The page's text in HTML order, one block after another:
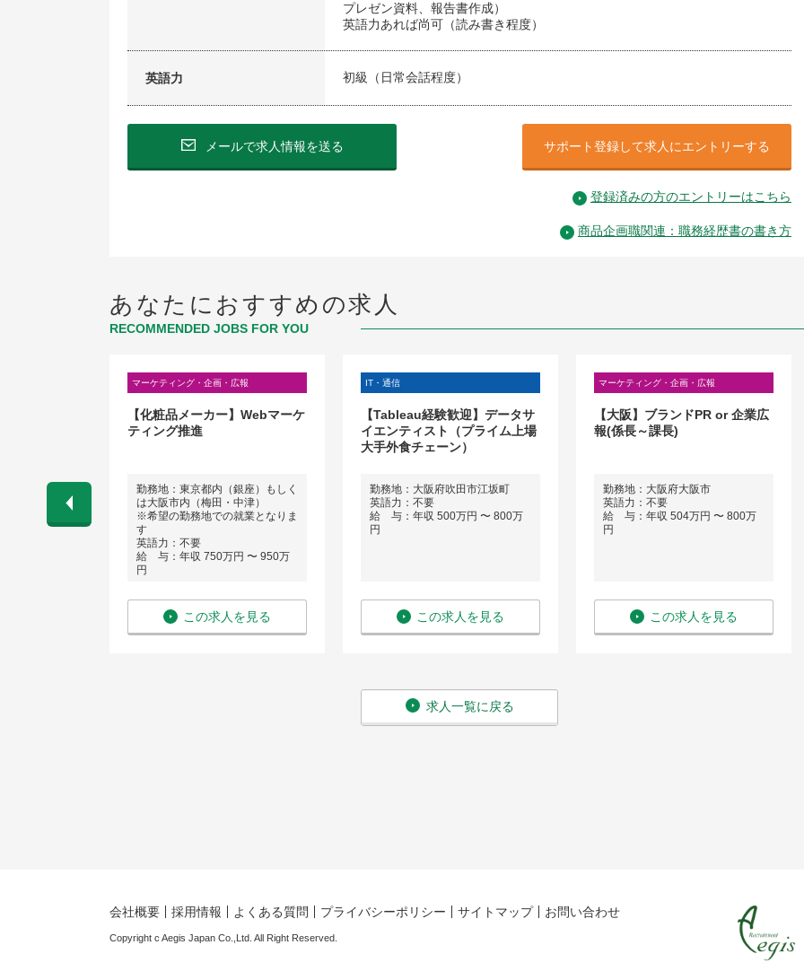
プレゼン資料、報告書作成）
英語力あれば尚可（読み書き程度）
英語力 初級（日常会話程度）
メールで求人情報を送る サポート登録して求人にエントリーする
登録済みの方のエントリーはこちら
商品企画職関連：職務経歴書の書き方
あなたにおすすめの求人
RECOMMENDED JOBS FOR YOU
マーケティング・企画・広報
【化粧品メーカー】Webマーケ
ティング推進
勤務地：東京都内（銀座）もしく
は大阪市内（梅田・中津）
※希望の勤務地での就業となりま
す
英語力：不要
給 与：年収 750万円 〜 950万
円
この求人を見る
IT・通信
【Tableau経験歓迎】データサ
イエンティスト（プライム上場
大手外食チェーン）
勤務地：大阪府吹田市江坂町
英語力：不要
給 与：年収 500万円 〜 800万
円
この求人を見る
マーケティング・企画・広報
【大阪】ブランドPR or 企業広
報(係長～課長)
勤務地：大阪府大阪市
英語力：不要
給 与：年収 504万円 〜 800万
円
この求人を見る
求人一覧に戻る
会社概要 採用情報 よくある質問 プライバシーポリシー サイトマップ お問い合わせ
Copyright c Aegis Japan Co.,Ltd. All Right Reserved.